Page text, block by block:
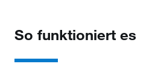
So funktioniert es